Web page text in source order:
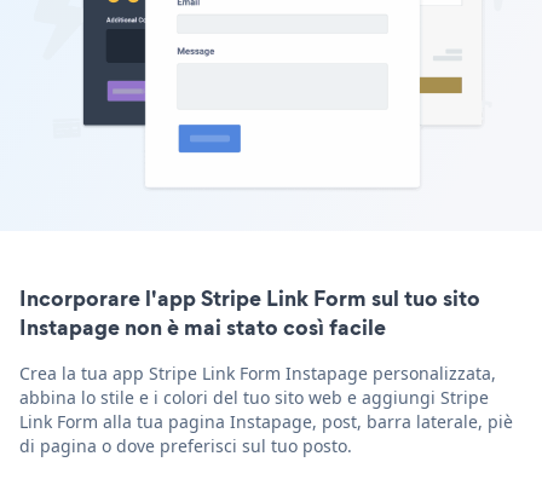
Incorporare l'app Stripe Link Form sul tuo sito
Instapage non è mai stato così facile
Crea la tua app Stripe Link Form Instapage personalizzata,
abbina lo stile e i colori del tuo sito web e aggiungi Stripe
Link Form alla tua pagina Instapage, post, barra laterale, piè
di pagina o dove preferisci sul tuo posto.